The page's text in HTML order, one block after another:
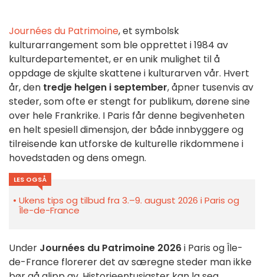
Journées du Patrimoine, et symbolsk
kulturarrangement som ble opprettet i 1984 av
kulturdepartementet, er en unik mulighet til å
oppdage de skjulte skattene i kulturarven vår. Hvert
år, den tredje helgen i september, åpner tusenvis av
steder, som ofte er stengt for publikum, dørene sine
over hele Frankrike. I Paris får denne begivenheten
en helt spesiell dimensjon, der både innbyggere og
tilreisende kan utforske de kulturelle rikdommene i
hovedstaden og dens omegn.
LES OGSÅ
Ukens tips og tilbud fra 3.–9. august 2026 i Paris og
Île-de-France
Under Journées du Patrimoine 2026i Paris og Île-
de-France florerer det av særegne steder man ikke